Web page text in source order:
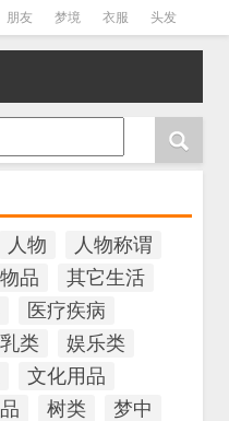
朋友 梦境 衣服 头发
人物
人物称谓
品
其它生活
医疗疾病
类
娱乐类
文化用品
树类
梦中